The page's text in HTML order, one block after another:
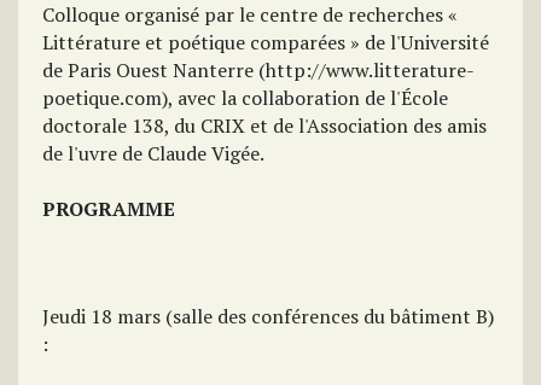
Colloque organisé par le centre de recherches «
Littérature et poétique comparées » de l'Université
de Paris Ouest Nanterre (http://www.litterature-
poetique.com), avec la collaboration de l'École
doctorale 138, du CRIX et de l'Association des amis
de l'uvre de Claude Vigée.
PROGRAMME
Jeudi 18 mars (salle des conférences du bâtiment B)
: